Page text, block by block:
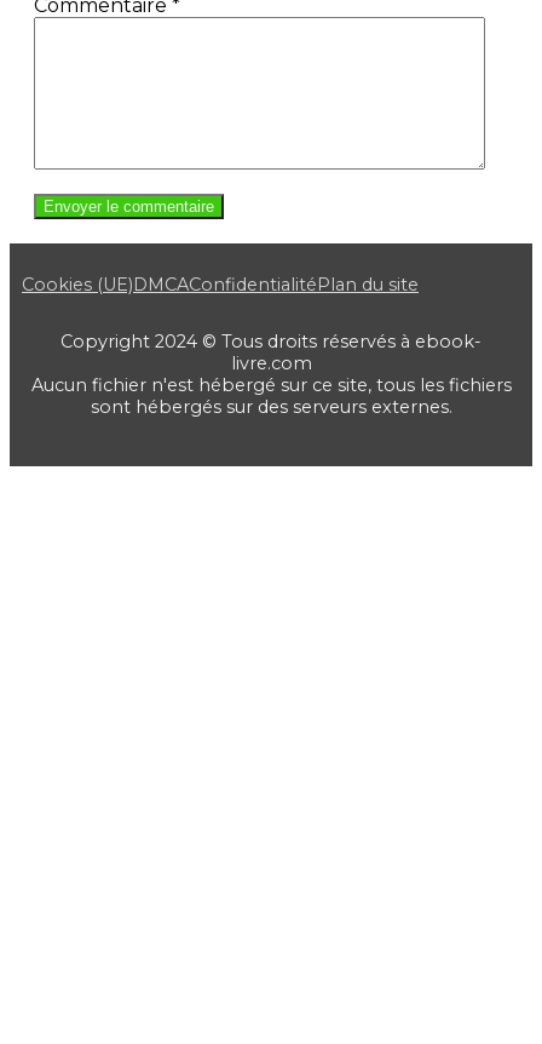
Commentaire *
Cookies (UE)DMCAConfidentialitéPlan du site
Copyright 2024 © Tous droits réservés à ebook-
livre.com
Aucun fichier n'est hébergé sur ce site, tous les fichiers
sont hébergés sur des serveurs externes.